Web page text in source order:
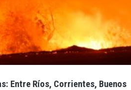
Entre Ríos, Corrientes, Buenos